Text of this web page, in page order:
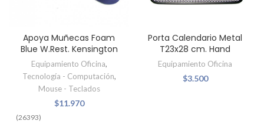
Apoya Muñecas Foam
Blue W.Rest. Kensington
Equipamiento Oficina,
Tecnología - Computación,
Mouse - Teclados
$11.970
(26393)
Porta Calendario Metal
T23x28 cm. Hand
Equipamiento Oficina
$3.500